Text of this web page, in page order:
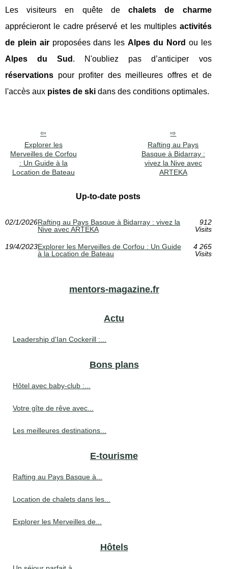
Les visiteurs en quête dechalets de charme
apprécieront le cadre préservé et les multiples activités
de plein airproposées dans lesAlpes du Nord ou les
Alpes du Sud . N'oubliez pas d’anticiper vos
réservations pour profiter des meilleures offres et de
l'accès aux pistes de ski dans des conditions optimales.
Explorer les
Merveilles de Corfou
: Un Guide à la
Location de Bateau
Rafting au Pays
Basque à Bidarray :
vivez la Nive avec
ARTEKA
Up-to-date posts
02/1/2026Rafting au Pays Basque à Bidarray : vivez la
Nive avec ARTEKA
912
Visits
19/4/2023Explorer les Merveilles de Corfou : Un Guide
à la Location de Bateau
4 265
Visits
mentors-magazine.fr
Actu
Leadership d'Ian Cockerill :...
Bons plans
Hôtel avec baby-club :...
Votre gîte de rêve avec...
Les meilleures destinations...
E-tourisme
Rafting au Pays Basque à...
Location de chalets dans les...
Explorer les Merveilles de...
Hôtels